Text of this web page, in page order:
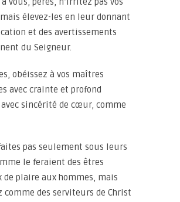
élevez-les en leur donnant
et des avertissements
du Seigneur.
obéissez à vos maîtres
avec crainte et profond
avec sincérité de cœur, comme
pas seulement sous leurs
le feraient des êtres
de plaire aux hommes, mais
comme des serviteurs de Christ